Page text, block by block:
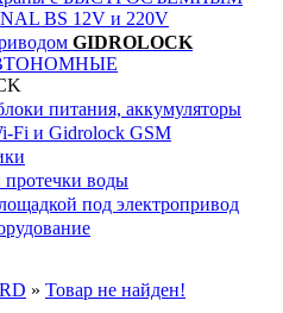
BS 12V и 220V
GIDROLOCK
питания, аккумуляторы
Fi и Gidrolock GSM
воды
под электропривод
» Товар не найден!